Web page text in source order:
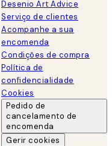
Desenio Art Advice
Serviço de clientes
Acompanhe a sua
encomenda
Condições de compra
Política de
confidencialidade
Cookies
Pedido de
cancelamento de
encomenda
Gerir cookies